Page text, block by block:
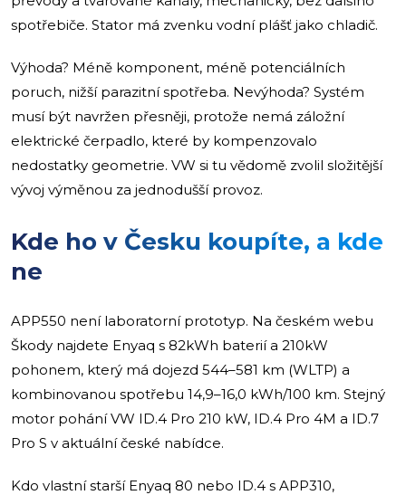
spotřebiče. Stator má zvenku vodní plášť jako chladič.
Výhoda? Méně komponent, méně potenciálních
poruch, nižší parazitní spotřeba. Nevýhoda? Systém
musí být navržen přesněji, protože nemá záložní
elektrické čerpadlo, které by kompenzovalo
nedostatky geometrie. VW si tu vědomě zvolil složitější
vývoj výměnou za jednodušší provoz.
Kde ho v Česku koupíte, a kde
ne
APP550 není laboratorní prototyp. Na českém webu
Škody najdete Enyaq s 82kWh baterií a 210kW
pohonem, který má dojezd 544–581 km (WLTP) a
kombinovanou spotřebu 14,9–16,0 kWh/100 km. Stejný
motor pohání VW ID.4 Pro 210 kW, ID.4 Pro 4M a ID.7
Pro S v aktuální české nabídce.
Kdo vlastní starší Enyaq 80 nebo ID.4 s APP310,